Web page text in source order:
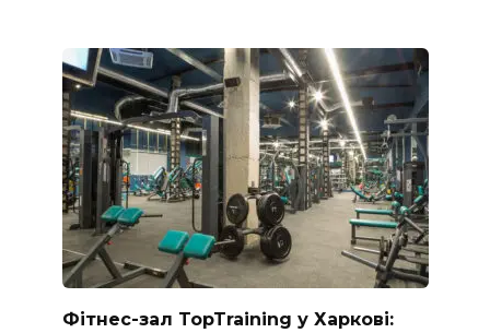
Фітнес-зал TopTraining у Харкові: